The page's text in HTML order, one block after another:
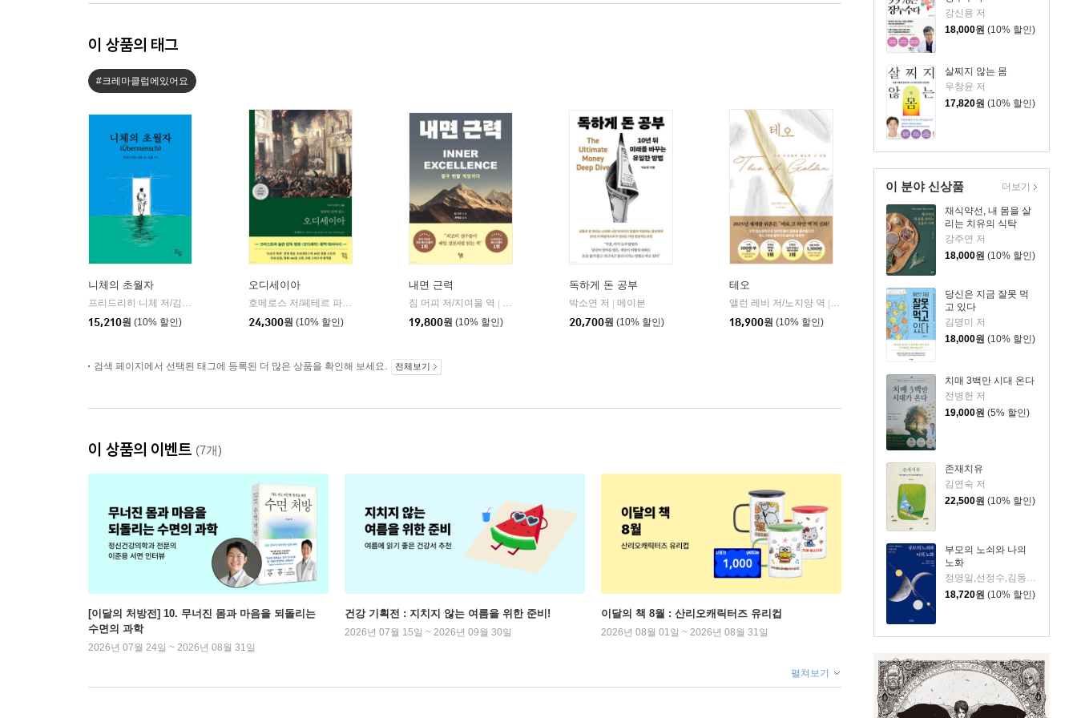
강신용 저
18,000원 (10% 할인)
살찌지 않는 몸
우창윤 저
17,820원 (10% 할인)
이 분야 신상품
채식약선, 내 몸을 살
리는 치유의 식탁
강주연 저
18,000원 (10% 할인)
당신은 지금 잘못 먹
고 있다
김명미 저
18,000원 (10% 할인)
치매 3백만 시대 온다
전병헌 저
19,000원 (5% 할인)
존재치유
김연숙 저
22,500원 (10% 할인)
부모의 노쇠와 나의
노화
정영일,선정수,김동우,윤은선,최정연 저
18,720원 (10% 할인)
더보기
이 상품의 태그
#크레마클럽에있어요
니체의 초월자
프리드리히 니체 저/김철 편역
15,210원 (10% 할인)
오디세이아
호메로스 저/페테르 파울 루벤스 그림/박문재 역 | 현대지성
24,300원 (10% 할인)
내면 근력
짐 머피 저/지여울 역
윌북(willbook)
19,800원 (10% 할인)
독하게 돈 공부
박소연 저
메이븐
20,700원 (10% 할인)
테오
앨런 레비 저/노지양 역
오팬하우스
18,900원 (10% 할인)
검색 페이지에서 선택된 태그에 등록된 더 많은 상품을 확인해 보세요. 전체보기
이 상품의 이벤트 (7개)
[이달의 처방전] 10. 무너진 몸과 마음을 되돌리는
수면의 과학
2026년 07월 24일 ~ 2026년 08월 31일
건강 기획전 : 지치지 않는 여름을 위한 준비!
2026년 07월 15일 ~ 2026년 09월 30일
이달의 책 8월 : 산리오캐릭터즈 유리컵
2026년 08월 01일 ~ 2026년 08월 31일
펼쳐보기